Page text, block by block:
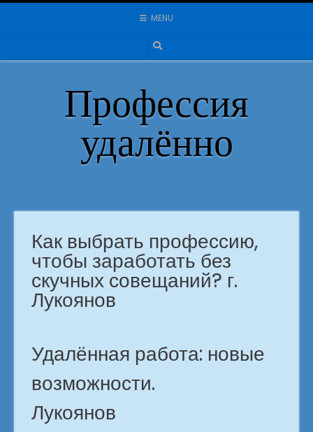
Skip
MENU
Профессия
удалённо
Как выбрать профессию,
чтобы заработать без
скучных совещаний? г.
Лукоянов
Удалённая работа: новые
возможности.
Лукоянов